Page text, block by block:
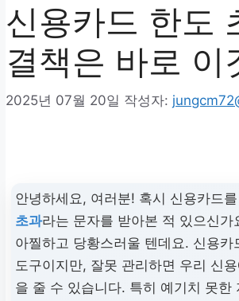
신용카드 한도
결책은 바로 이
2025년 07월 20일 작성자:
안녕하세요, 여러분! 혹시 신용카드
초과라는 문자를 받아본 적 있으신가
아찔하고 당황스러울 텐데요. 신용카
도구이지만, 잘못 관리하면 우리 신
을 줄 수 있습니다. 특히 예기치 못한